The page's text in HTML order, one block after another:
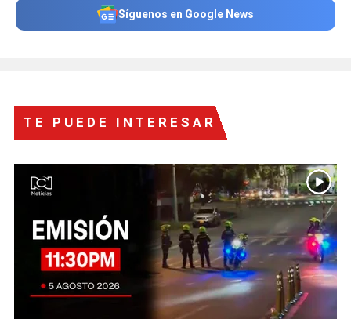
Síguenos en Google News
TE PUEDE INTERESAR